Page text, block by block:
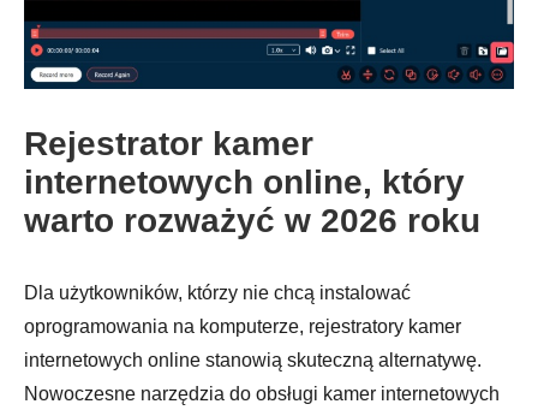
Rejestrator kamer
internetowych online, który
warto rozważyć w 2026 roku
Dla użytkowników, którzy nie chcą instalować
oprogramowania na komputerze, rejestratory kamer
internetowych online stanowią skuteczną alternatywę.
Nowoczesne narzędzia do obsługi kamer internetowych